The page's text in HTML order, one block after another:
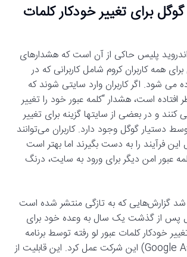
برای تغییر خودکار کلمات
پلیس حاکی از آن است که هشدارهای
همه کاربران کروم شامل کاربرانی که در
می شود. اگر کاربران وارد سایتی شوند که
افتاده است، هشدار “کلمه عبور خود را تغییر
کنند و در بعضی از سایتها گزینه برای تغییر
دستیار گوگل وجود دارد. کاربران می‌توانند
فرآیند را به دست بگیرند اما بهتر است
عبور امن دیگر برای ورود به سایت، درنگ
گزارش‌هایی که به تازگی منتشر شده است
پس از گذشت یک سال به وعده خود برای
خودکار کلمات عبور لو رفته توسط برنامه
دستیار (Google Assistant) این شرکت عمل کرد. این قابلیت از